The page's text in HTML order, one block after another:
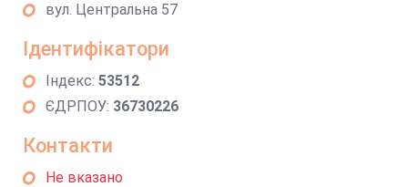
вул. Центральна 57
Ідентифікатори
Індекс: 53512
ЄДРПОУ: 36730226
Контакти
Не вказано